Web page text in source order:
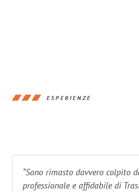
ESPERIENZE
“Sono rimasto davvero colpito
professionale e affidabile di